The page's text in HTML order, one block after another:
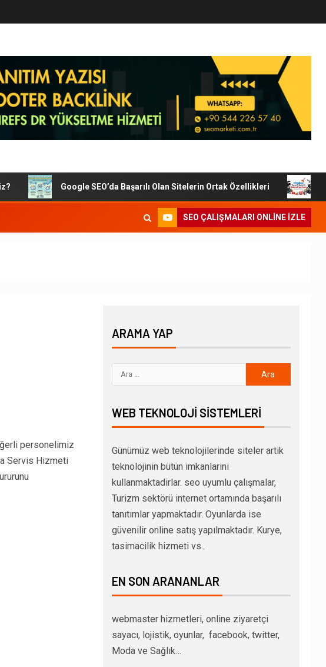
Google SEO’da Başarılı Olan Sitelerin Ortak Özellikleri
SEO ÇALIŞMALARI ONLINE IZLE
personelimiz
Servis Hizmeti
ARAMA YAP
WEB TEKNOLOJI SISTEMLERI
Günümüz web teknolojilerinde siteler artik
teknolojinin bütün imkanlarini
kullanmaktadirlar. seo uyumlu çalışmalar,
Turizm sektörü internet ortamında başarılı
tanıtımlar yapmaktadır. Oyunlarda ise
güvenilir online satış yapılmaktadır. Kurye,
tasimacilik hizmeti vs..
EN SON ARANANLAR
webmaster hizmetleri, online ziyaretçi
sayacı, lojistik, oyunlar, facebook, twitter,
Moda ve Sağlık…